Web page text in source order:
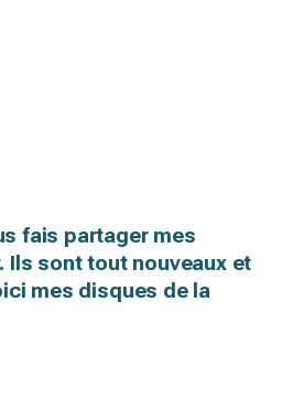
fais partager mes
Ils sont tout nouveaux et
mes disques de la